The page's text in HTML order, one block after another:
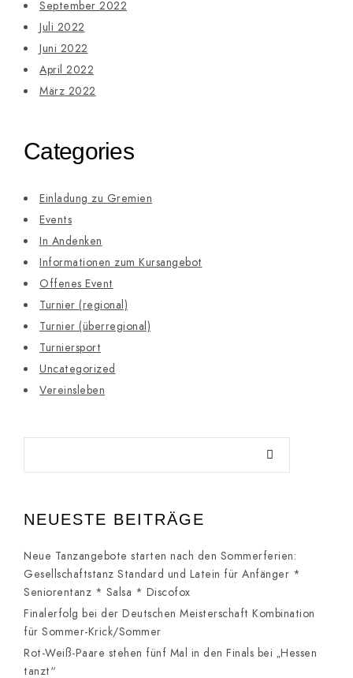
September 2022
Juli 2022
Juni 2022
April 2022
März 2022
Categories
Einladung zu Gremien
Events
In Andenken
Informationen zum Kursangebot
Offenes Event
Turnier (regional)
Turnier (überregional)
Turniersport
Uncategorized
Vereinsleben
NEUESTE BEITRÄGE
Neue Tanzangebote starten nach den Sommerferien:
Gesellschaftstanz Standard und Latein für Anfänger *
Seniorentanz * Salsa * Discofox
Finalerfolg bei der Deutschen Meisterschaft Kombination
für Sommer-Krick/Sommer
Rot-Weiß-Paare stehen fünf Mal in den Finals bei „Hessen
tanzt“